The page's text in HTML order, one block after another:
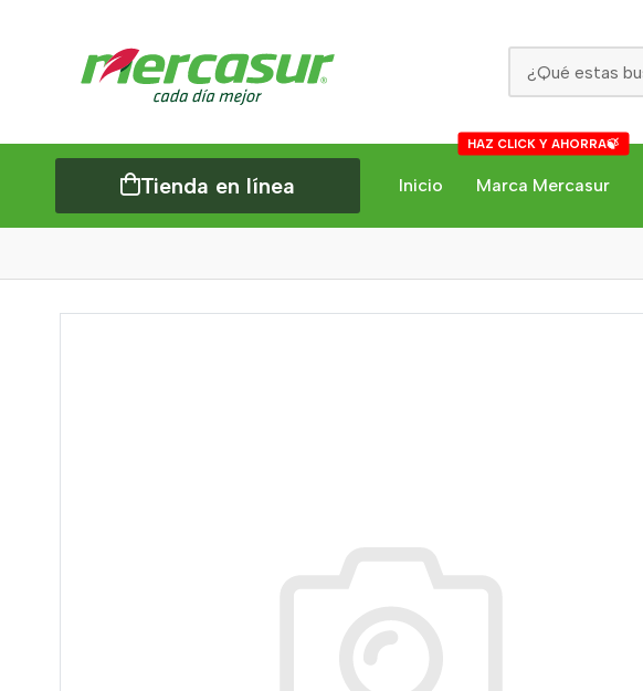
Tienda en línea Inicio Marca Mercasur
HAZ CLICK Y AHORRA🍃